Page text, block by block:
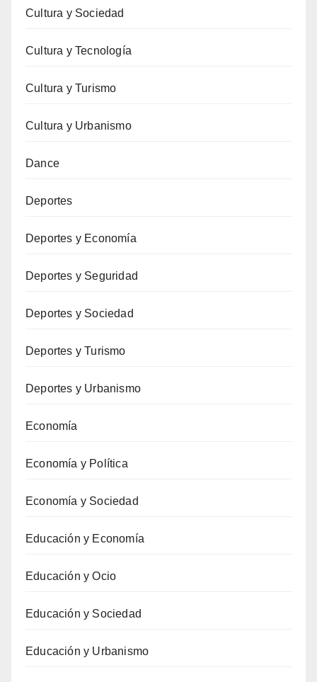
Cultura y Sociedad
Cultura y Tecnología
Cultura y Turismo
Cultura y Urbanismo
Dance
Deportes
Deportes y Economía
Deportes y Seguridad
Deportes y Sociedad
Deportes y Turismo
Deportes y Urbanismo
Economía
Economía y Política
Economía y Sociedad
Educación y Economía
Educación y Ocio
Educación y Sociedad
Educación y Urbanismo